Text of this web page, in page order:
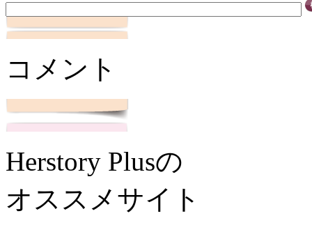
コメント
Herstory Plusの
オススメサイト